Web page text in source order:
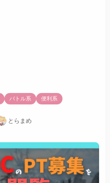
バトル系
便利系
とらまめ